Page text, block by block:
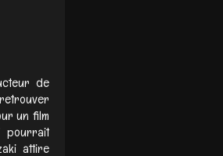
de
un film
pourrait
attire